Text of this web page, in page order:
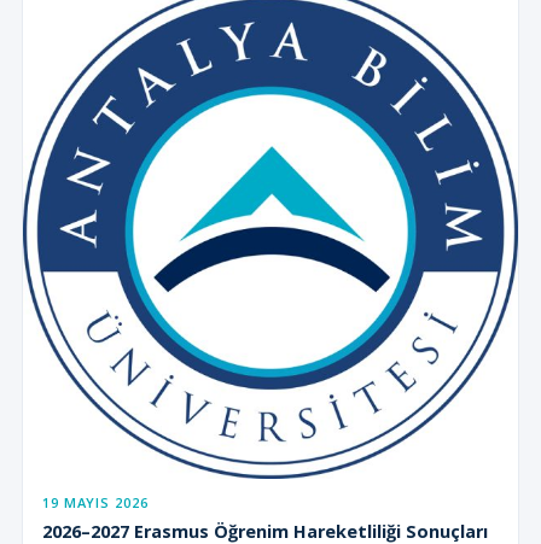
19 MAYIS 2026
2026–2027 Erasmus Öğrenim Hareketliliği Sonuçları